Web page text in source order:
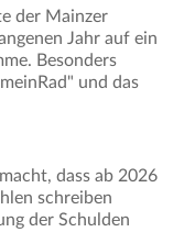
der Mainzer
Jahr auf ein
Besonders
und das
dass ab 2026
schreiben
der Schulden